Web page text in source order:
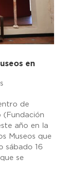
en
de
(Fundación
año en la
Museos que
sábado 16
se